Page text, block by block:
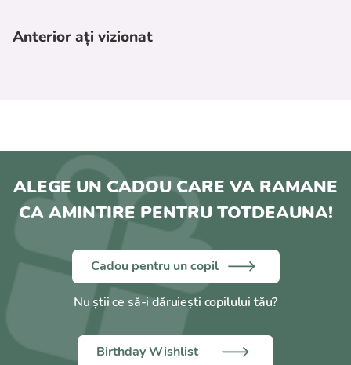
Anterior ați vizionat
ALEGE UN CADOU CARE VA RAMANE
CA AMINTIRE PENTRU TOTDEAUNA!
Cadou pentru un copil
Nu știi ce să-i dăruiești copilului tău?
Birthday Wishlist